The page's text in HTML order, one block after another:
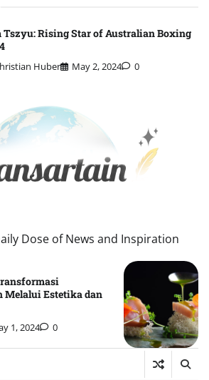
Tszyu: Rising Star of Australian Boxing
Huber May 2, 2024 0
Dose of News and Inspiration
Melalui Estetika dan
1, 2024 0